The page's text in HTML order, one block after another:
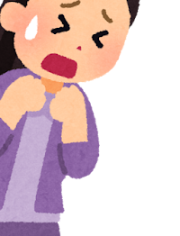
うなぎのかば焼き」で
ど訴え…サルモネラ属
ちのぬこたん そんなぬ
き上がれずに遅刻続き
7 12:05)
やばすぎｗｗｗｗｗｗ
(8/7 11:58)
異次元すぎると話題
せつける進化の証明 /
ければ、とかは雑魚の
NEW! (8/7 11:58)